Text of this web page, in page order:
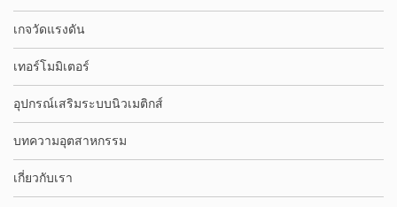
เกจวัดแรงดัน
เทอร์โมมิเตอร์
อุปกรณ์เสริมระบบนิวเมติกส์
บทความอุตสาหกรรม
เกี่ยวกับเรา